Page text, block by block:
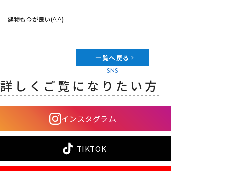
建物も今が良い(^.^)
一覧へ戻る
SNS
詳しくご覧になりたい方
インスタグラム
TIKTOK